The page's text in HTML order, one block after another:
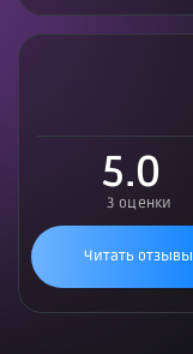
5.0
3 оценки
Читать отзывы